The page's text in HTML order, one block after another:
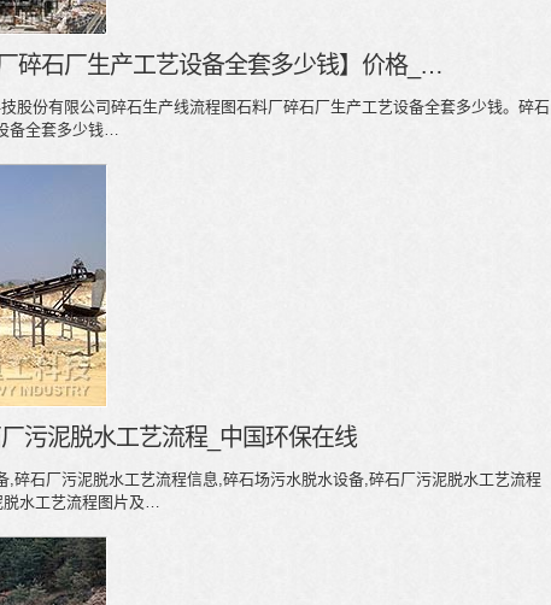
碎石厂生产工艺设备全套多少钱】价格_…
股份有限公司碎石生产线流程图石料厂碎石厂生产工艺设备全套多少钱。碎石
备全套多少钱…
污泥脱水工艺流程_中国环保在线
,碎石厂污泥脱水工艺流程信息,碎石场污水脱水设备,碎石厂污泥脱水工艺流程
脱水工艺流程图片及…